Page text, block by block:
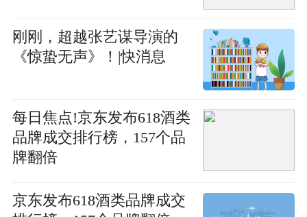
刚刚，超越张艺谋导演的
《惊蛰无声》！|快消息
每日焦点!京东发布618酒类
品牌成交排行榜，157个品
牌翻倍
京东发布618酒类品牌成交